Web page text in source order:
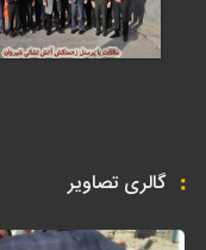
گالری تصاویر